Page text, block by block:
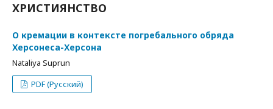
ХРИСТИЯНСТВО
О кремации в контексте погребального обряда
Херсонеса-Херсона
Nataliya Suprun
PDF (Русский)